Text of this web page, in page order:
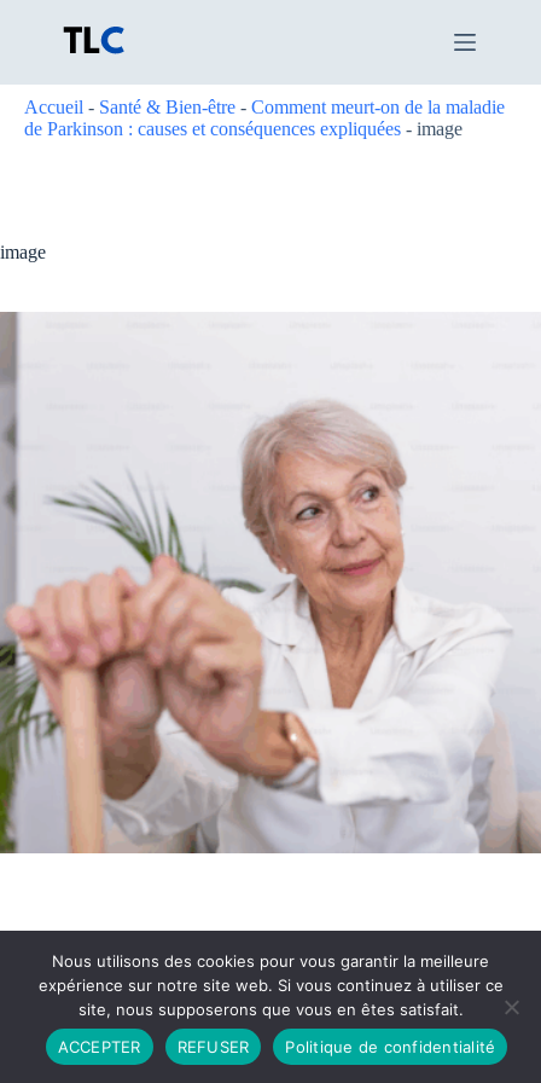
Accueil - Santé & Bien-être - Comment meurt-on de la maladie
de Parkinson : causes et conséquences expliquées - image
image
Partenariat Contact
Politique de Confidentialité
CGU
Copyright © 2026 - Propulsé par DIEUDUDIABLE
Nous utilisons des cookies pour vous garantir la meilleure
expérience sur notre site web. Si vous continuez à utiliser ce
site, nous supposerons que vous en êtes satisfait.
ACCEPTER
REFUSER Politique de confidentialité